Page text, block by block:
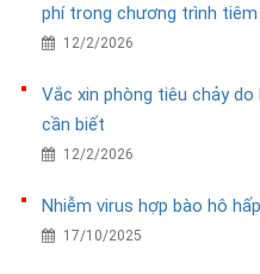
phí trong chương trình
12/2/2026
Vắc xin phòng tiêu chảy
cần biết
12/2/2026
Nhiễm virus hợp bào hô
17/10/2025